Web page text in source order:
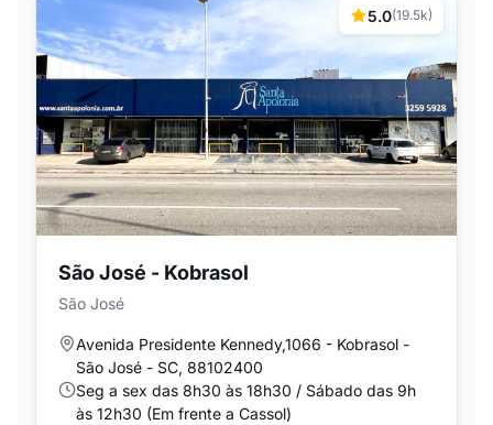
5.0(19.5k)
São José - Kobrasol
São José
Avenida Presidente Kennedy,1066 - Kobrasol -
São José - SC, 88102400
Seg a sex das 8h30 às 18h30 / Sábado das 9h
às 12h30 (Em frente a Cassol)